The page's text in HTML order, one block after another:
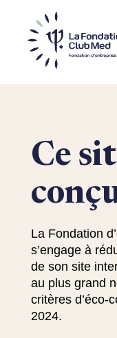
Ce
La Fondation
s’engage à
de son site
au plus grand
critères d’éco-
2024.